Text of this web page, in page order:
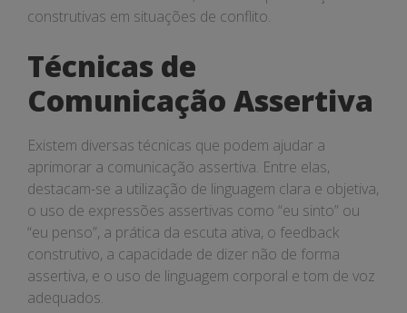
construtivas em situações de conflito.
Técnicas de
Comunicação Assertiva
Existem diversas técnicas que podem ajudar a
aprimorar a comunicação assertiva. Entre elas,
destacam-se a utilização de linguagem clara e objetiva,
o uso de expressões assertivas como “eu sinto” ou
“eu penso”, a prática da escuta ativa, o feedback
construtivo, a capacidade de dizer não de forma
assertiva, e o uso de linguagem corporal e tom de voz
adequados.